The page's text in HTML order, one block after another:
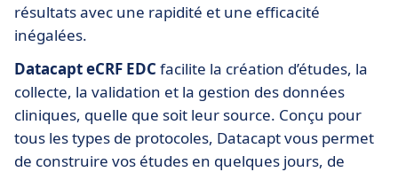
résultats avec une rapidité et une efficacité
inégalées.
Datacapt eCRF EDC facilite la création d’études, la
collecte, la validation et la gestion des données
cliniques, quelle que soit leur source. Conçu pour
tous les types de protocoles, Datacapt vous permet
de construire vos études en quelques jours, de